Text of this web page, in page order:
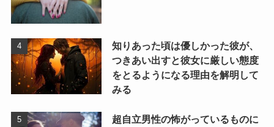
知りあった頃は優しかった彼が、
つきあい出すと彼女に厳しい態度
をとるようになる理由を解明して
みる
超自立男性の怖がっているものに